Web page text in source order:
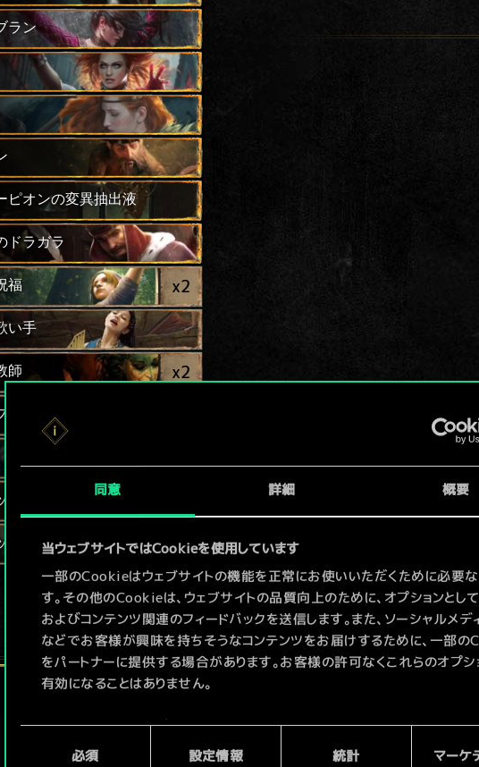
同意 詳細 概要
当ウェブサイトではCookieを使用しています
一部のCookieはウェブサイトの機能を正常にお使いいただくために必要
す。その他のCookieは、ウェブサイトの品質向上のために、オプションとし
およびコンテンツ関連のフィードバックを送信します。また、ソーシャルメデ
などでお客様が興味を持ちそうなコンテンツをお届けするために、一部
をパートナーに提供する場合があります。お客様の許可なくこれらのオプシ
有効になることはありません。
Cookieの使用およびパフォーマンスの変更点に関する詳細は、下記の「設
ューでご確認ください。
必須 設定情報 統計 マーケ
ラン
ピオンの変異抽出液
ドラガラ
福 x2
い手
師 x2
ロドの司祭
カー船
クの散兵 x2